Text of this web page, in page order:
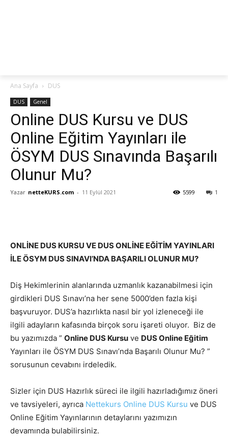
Ana Sayfa DUS
DUS Genel
Online DUS Kursu ve DUS
Online Eğitim Yayınları ile
ÖSYM DUS Sınavında Başarılı
Olunur Mu?
Yazar netteKURS.com - 11 Eylül 2021 1
5599
ONLİNE DUS KURSU VE DUS ONLİNE EĞİTİM YAYINLARI
İLE ÖSYM DUS SINAVI’NDA BAŞARILI OLUNUR MU?
Diş Hekimlerinin alanlarında uzmanlık kazanabilmesi için
girdikleri DUS Sınavı’na her sene 5000’den fazla kişi
başvuruyor. DUS’a hazırlıkta nasıl bir yol izleneceği ile
ilgili adayların kafasında birçok soru işareti oluyor. Biz de
bu yazımızda ” Online DUS Kursu ve DUS Online Eğitim
Yayınları ile ÖSYM DUS Sınavı’nda Başarılı Olunur Mu? ”
sorusunun cevabını irdeledik.
Sizler için DUS Hazırlık süreci ile ilgili hazırladığımız öneri
ve tavsiyeleri, ayrıca Nettekurs Online DUS Kursu ve DUS
Online Eğitim Yayınlarının detaylarını yazımızın
devamında bulabilirsiniz.